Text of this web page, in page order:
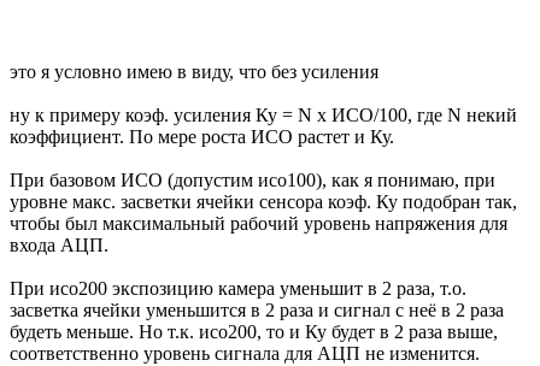
это я условно имею в виду, что без усиления
ну к примеру коэф. усиления Ку = N x ИСО/100, где N некий
коэффициент. По мере роста ИСО растет и Ку.
При базовом ИСО (допустим исо100), как я понимаю, при
уровне макс. засветки ячейки сенсора коэф. Ку подобран так,
чтобы был максимальный рабочий уровень напряжения для
входа АЦП.
При исо200 экспозицию камера уменьшит в 2 раза, т.о.
засветка ячейки уменьшится в 2 раза и сигнал с неё в 2 раза
будеть меньше. Но т.к. исо200, то и Ку будет в 2 раза выше,
соответственно уровень сигнала для АЦП не изменится.